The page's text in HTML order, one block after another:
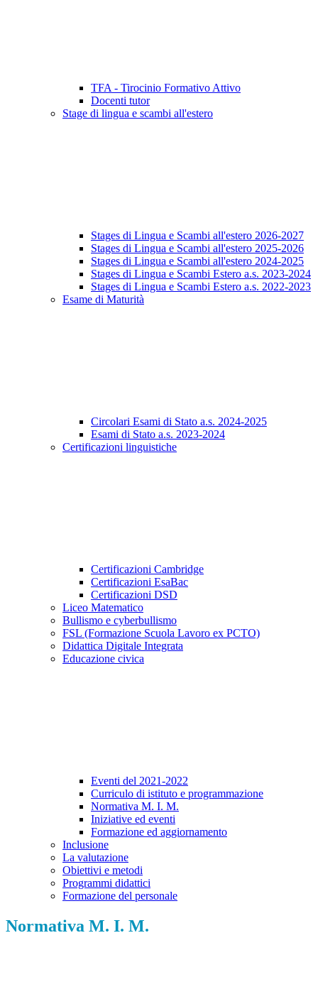
TFA - Tirocinio Formativo Attivo
Docenti tutor
Stage di lingua e scambi all'estero
Stages di Lingua e Scambi all'estero 2026-2027
Stages di Lingua e Scambi all'estero 2025-2026
Stages di Lingua e Scambi all'estero 2024-2025
Stages di Lingua e Scambi Estero a.s. 2023-2024
Stages di Lingua e Scambi Estero a.s. 2022-2023
Esame di Maturità
Circolari Esami di Stato a.s. 2024-2025
Esami di Stato a.s. 2023-2024
Certificazioni linguistiche
Certificazioni Cambridge
Certificazioni EsaBac
Certificazioni DSD
Liceo Matematico
Bullismo e cyberbullismo
FSL (Formazione Scuola Lavoro ex PCTO)
Didattica Digitale Integrata
Educazione civica
Eventi del 2021-2022
Curriculo di istituto e programmazione
Normativa M. I. M.
Iniziative ed eventi
Formazione ed aggiornamento
Inclusione
La valutazione
Obiettivi e metodi
Programmi didattici
Formazione del personale
Normativa M. I. M.